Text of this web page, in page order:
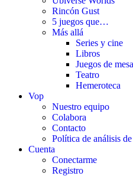
Rincón Gust
5 juegos que…
Más allá
Series y cine
Libros
Juegos de mesa
Teatro
Hemeroteca
Vop
Nuestro equipo
Colabora
Contacto
Política de análisis
Cuenta
Conectarme
Registro